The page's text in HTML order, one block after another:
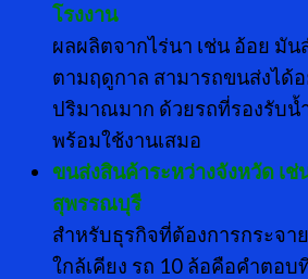
โรงงาน
ผลผลิตจากไร่นา เช่น อ้อย มั
ตามฤดูกาล สามารถขนส่งได้อ
ปริมาณมาก ด้วยรถที่รองรับน้
พร้อมใช้งานเสมอ
ขนส่งสินค้าระหว่างจังหวัด เช่
สุพรรณบุรี
สำหรับธุรกิจที่ต้องการกระจา
ใกล้เคียง รถ 10 ล้อคือคำตอบ